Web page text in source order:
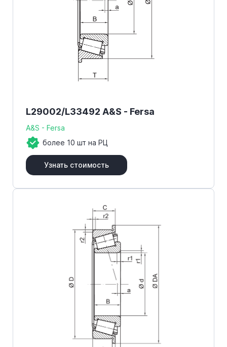
L29002/L33492 A&S - Fersa
A&S - Fersa
более 10 шт на РЦ
Узнать стоимость